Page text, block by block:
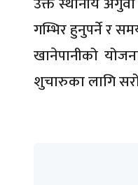
गम्भिर हुनुपर्ने र
खानेपानीको
शुचारुका लागि